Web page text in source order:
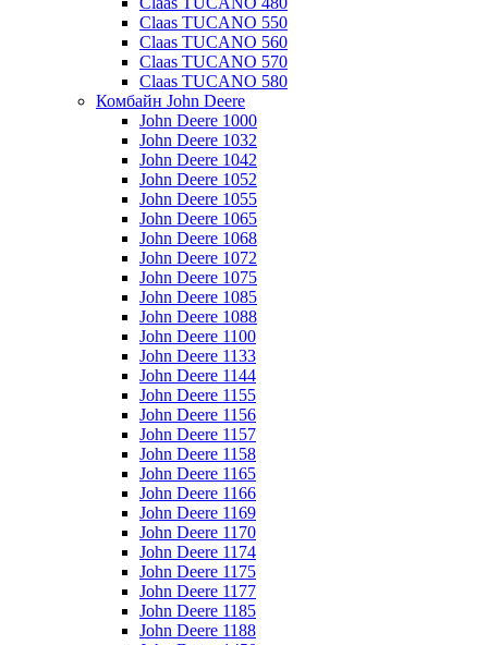
Claas TUCANO 550
Claas TUCANO 560
Claas TUCANO 570
Claas TUCANO 580
Комбайн John Deere
John Deere 1000
John Deere 1032
John Deere 1042
John Deere 1052
John Deere 1055
John Deere 1065
John Deere 1068
John Deere 1072
John Deere 1075
John Deere 1085
John Deere 1088
John Deere 1100
John Deere 1133
John Deere 1144
John Deere 1155
John Deere 1156
John Deere 1157
John Deere 1158
John Deere 1165
John Deere 1166
John Deere 1169
John Deere 1170
John Deere 1174
John Deere 1175
John Deere 1177
John Deere 1185
John Deere 1188